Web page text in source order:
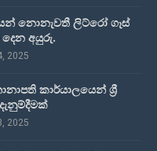
නොනැවතී ලිට්රෝ ගෑස්
අයුරු.
2025
කාර්යාලයෙන් ශ්‍රී
2025